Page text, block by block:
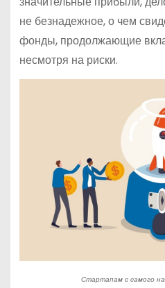
не безнадежное, о чем
фонды, продолжающие
несмотря на риски.
Стартапам с самого